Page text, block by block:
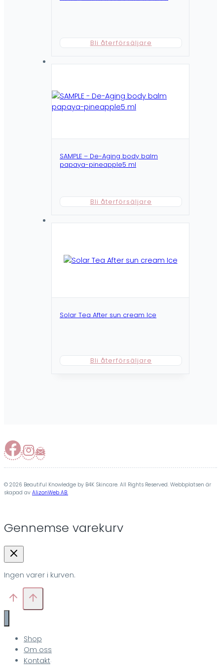
Bli återförsäljare
SAMPLE – De-Aging body balm
papaya-pineapple5 ml
Bli återförsäljare
Solar Tea After sun cream Ice
Bli återförsäljare
© 2026 Beautiful Knowledge by B4K Skincare. All Rights Reserved. Webbplatsen är
skapad av AlizonWeb AB.
Gennemse varekurv
Ingen varer i kurven.
Shop
Om oss
Kontakt